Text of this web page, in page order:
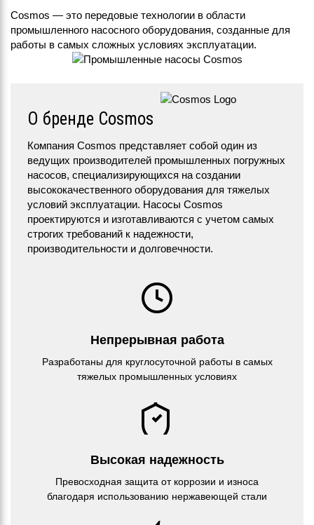
Cosmos — это передовые технологии в области
промышленного насосного оборудования, созданные для
работы в самых сложных условиях эксплуатации.
О бренде Cosmos
Компания Cosmos представляет собой один из
ведущих производителей промышленных погружных
насосов, специализирующихся на создании
высококачественного оборудования для тяжелых
условий эксплуатации. Насосы Cosmos
проектируются и изготавливаются с учетом самых
строгих требований к надежности,
производительности и долговечности.
Непрерывная работа
Разработаны для круглосуточной работы в самых
тяжелых промышленных условиях
Высокая надежность
Превосходная защита от коррозии и износа
благодаря использованию нержавеющей стали